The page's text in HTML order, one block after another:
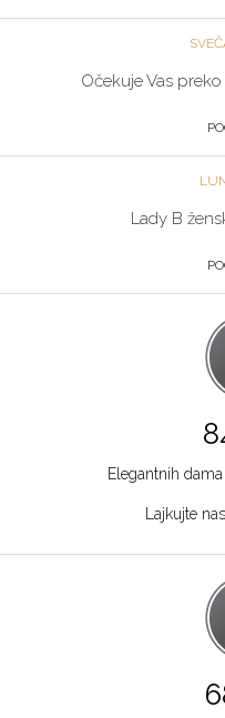
Očekuje Vas
Lady B
Elegantnih
Lajkujte